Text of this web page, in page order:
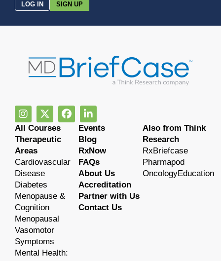
LOG IN SIGN UP
All Courses
Therapeutic
Areas
Cardiovascular
Disease
Diabetes
Menopause &
Cognition
Menopausal
Vasomotor
Symptoms
Mental Health:
Events
Blog
RxNow
FAQs
About Us
Accreditation
Partner with Us
Contact Us
Also from Think
Research
RxBriefcase
Pharmapod
OncologyEducation